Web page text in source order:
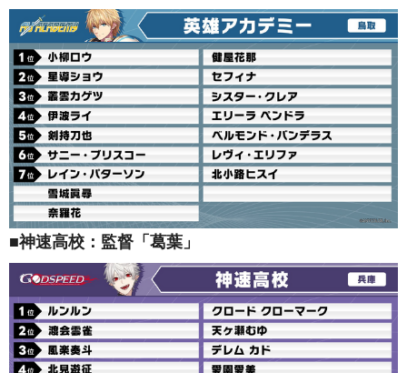
■神速高校：監督「葛葉」